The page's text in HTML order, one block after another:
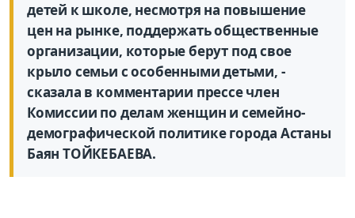
детей к школе, несмотря на повышение
цен на рынке, поддержать общественные
организации, которые берут под свое
крыло семьи с особенными детьми, -
сказала в комментарии прессе член
Комиссии по делам женщин и семейно-
демографической политике города Астаны
Баян ТОЙКЕБАЕВА.